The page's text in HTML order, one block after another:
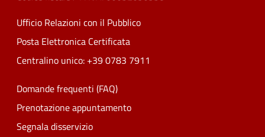
Ufficio Relazioni con il Pubblico
Posta Elettronica Certificata
Centralino unico: +39 0783 7911
Domande frequenti (FAQ)
Prenotazione appuntamento
Segnala disservizio